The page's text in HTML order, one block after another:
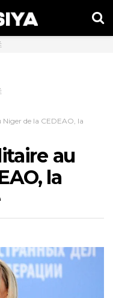
de la CEDEAO, la
au
la